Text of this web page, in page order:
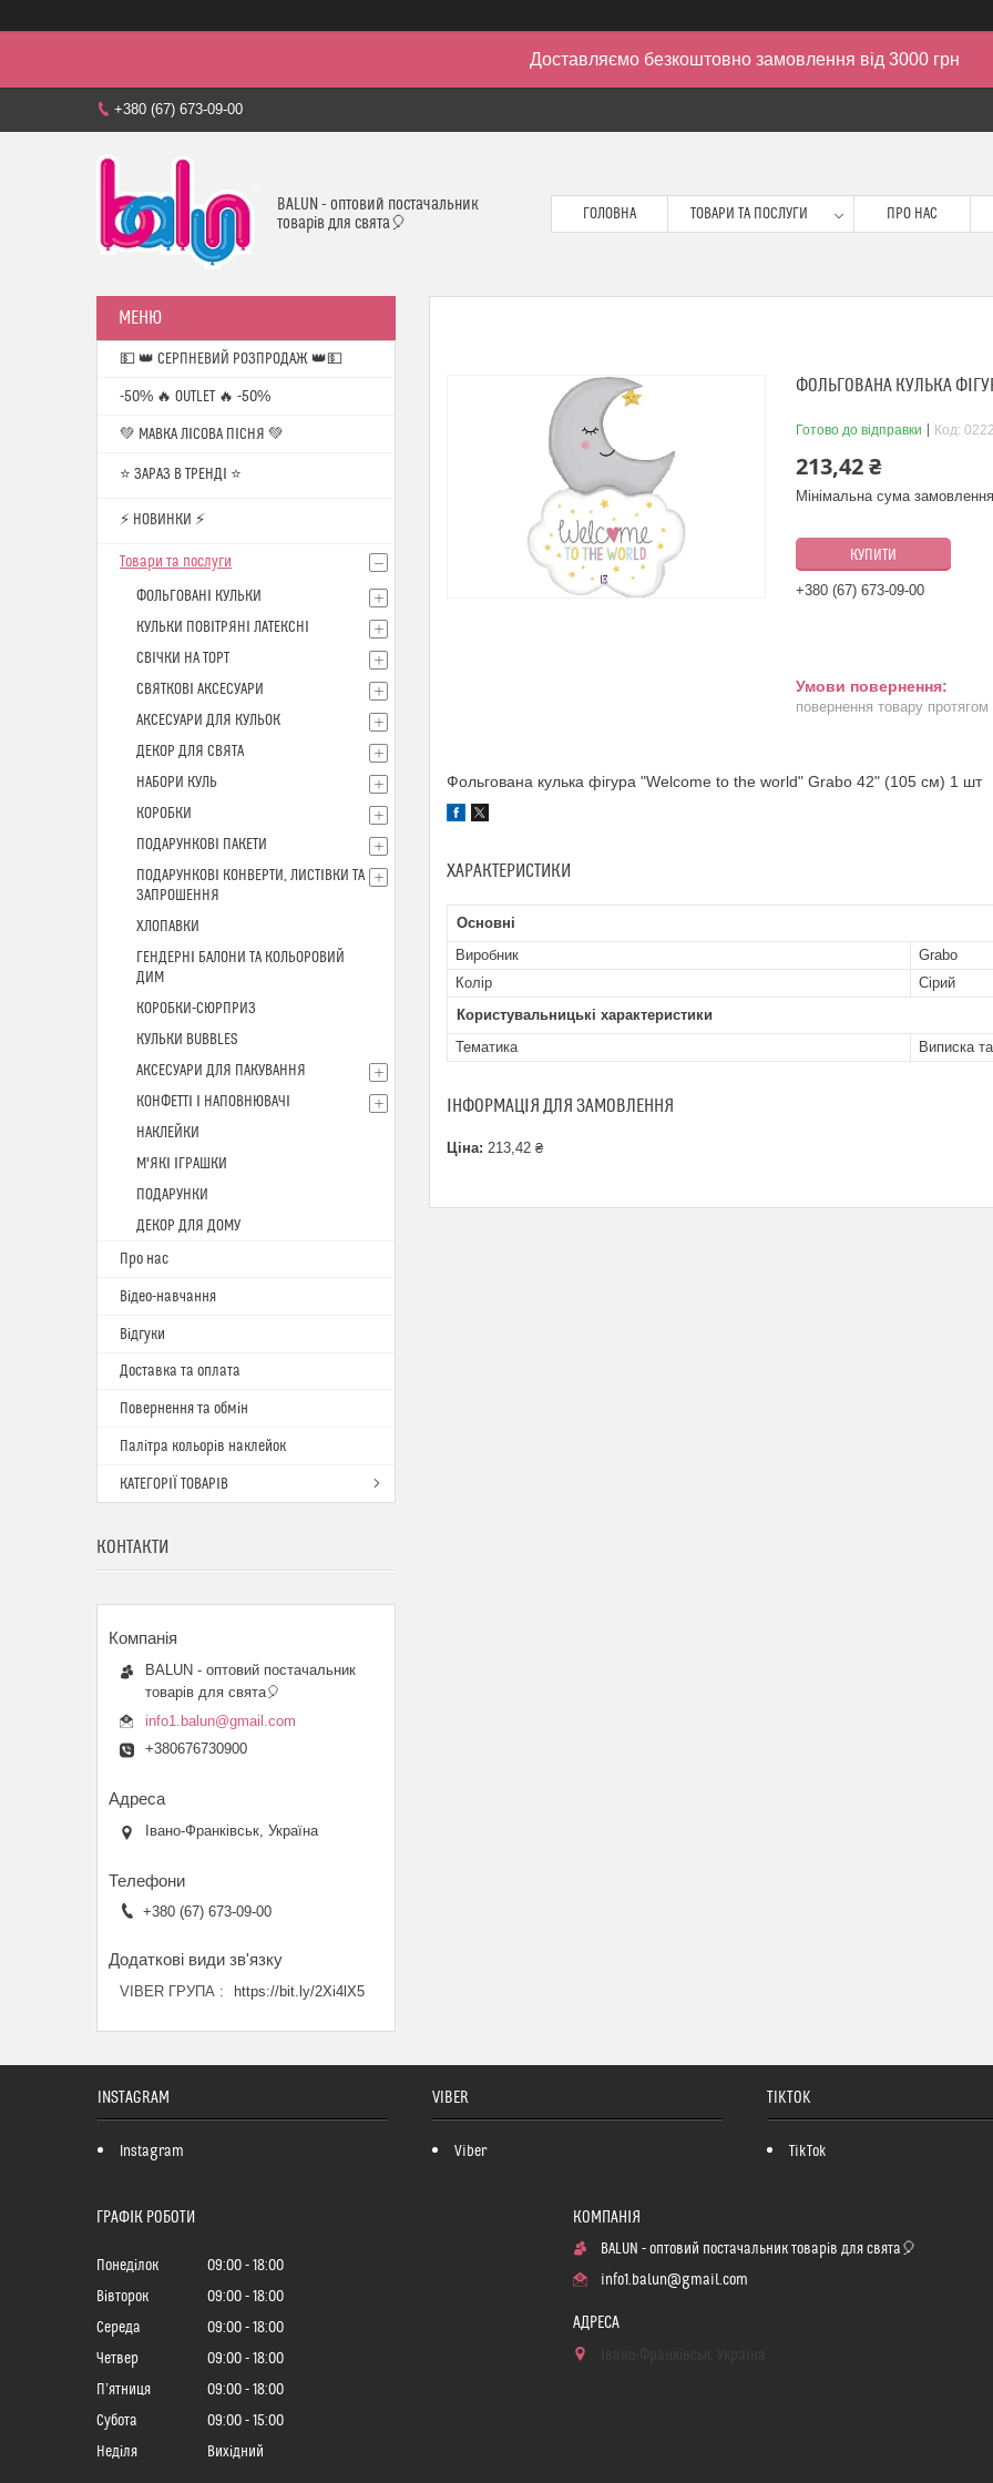
Доставляємо безкоштовно замовлення від 3000 грн
+380 (67) 673-09-00
BALUN - оптовий постачальник
товарів для свята🎈
ГОЛОВНА ТОВАРИ ТА ПОСЛУГИ ПРО НАС
ФОЛЬГОВАНА КУЛЬКА
Готово до відправки Код:
213,42 ₴
Мінімальна сума
КУПИТИ
+380 (67) 673-09-00
повернення товару протягом
Фольгована кулька фігура "Welcome to the world" Grabo 42" (105 см) 1 шт
ХАРАКТЕРИСТИКИ
Основні
Виробник
Grabo
Колір
Сірий
Користувальницькі характеристики
Тематика
Виписка
ІНФОРМАЦІЯ ДЛЯ ЗАМОВЛЕННЯ
Ціна: 213,42 ₴
💵 👑 СЕРПНЕВИЙ РОЗПРОДАЖ 👑💵
-50% 🔥 OUTLET 🔥 -50%
💚 МАВКА ЛІСОВА ПІСНЯ 💚
⭐️ ЗАРАЗ В ТРЕНДІ ⭐️
⚡ НОВИНКИ ⚡
Товари та послуги
ФОЛЬГОВАНІ КУЛЬКИ
КУЛЬКИ ПОВІТРЯНІ ЛАТЕКСНІ
СВІЧКИ НА ТОРТ
СВЯТКОВІ АКСЕСУАРИ
АКСЕСУАРИ ДЛЯ КУЛЬОК
ДЕКОР ДЛЯ СВЯТА
НАБОРИ КУЛЬ
КОРОБКИ
ПОДАРУНКОВІ ПАКЕТИ
ПОДАРУНКОВІ КОНВЕРТИ, ЛИСТІВКИ ТА
ЗАПРОШЕННЯ
ХЛОПАВКИ
ГЕНДЕРНІ БАЛОНИ ТА КОЛЬОРОВИЙ
ДИМ
КОРОБКИ-СЮРПРИЗ
КУЛЬКИ BUBBLES
АКСЕСУАРИ ДЛЯ ПАКУВАННЯ
КОНФЕТТІ І НАПОВНЮВАЧІ
НАКЛЕЙКИ
М'ЯКІ ІГРАШКИ
ПОДАРУНКИ
ДЕКОР ДЛЯ ДОМУ
Про нас
Відео-навчання
Відгуки
Доставка та оплата
Повернення та обмін
Палітра кольорів наклейок
КАТЕГОРІЇ ТОВАРІВ
КОНТАКТИ
BALUN - оптовий постачальник
товарів для свята🎈
info1.balun@gmail.com
+380676730900
Івано-Франківськ, Україна
+380 (67) 673-09-00
VIBER ГРУПА https://bit.ly/2Xi4lX5
INSTAGRAM
Instagram
VIBER
Viber
TIKTOK
TikTok
ГРАФІК РОБОТИ
Понеділок 09:00
18:00
Вівторок
09:00
18:00
Середа
09:00
18:00
Четвер
09:00
18:00
Пʼятниця
09:00
18:00
Субота
09:00
15:00
Неділя
Вихідний
BALUN - оптовий постачальник товарів для свята🎈
info1.balun@gmail.com